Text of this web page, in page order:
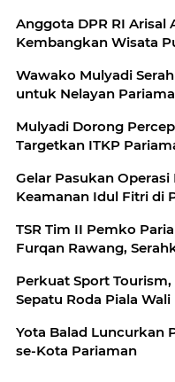
Anggota DPR RI Arisal
Kembangkan Wisata
Wawako Mulyadi
untuk Nelayan
Mulyadi Dorong
Targetkan ITKP
Gelar Pasukan
Keamanan Idul Fitri di
TSR Tim II Pemko
Furqan Rawang,
Perkuat Sport
Sepatu Roda Piala
Yota Balad Luncurkan
se-Kota Pariaman